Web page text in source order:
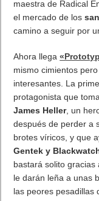
maestra de Radical
el mercado de los
camino a seguir por
Ahora llega
mismo cimientos
interesantes. La
protagonista que
James Heller, un
después de perder a
brotes víricos, y que
Gentek y
bastará solito
le darán leña a unas
las peores pesadillas